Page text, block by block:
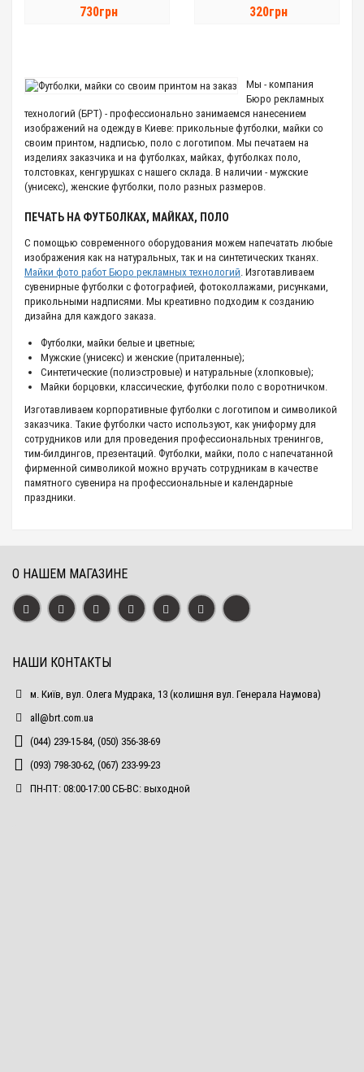
730грн 320грн
Мы - компания
Бюро рекламных
технологий (БРТ) - профессионально занимаемся нанесением
изображений на одежду в Киеве: прикольные футболки, майки со
своим принтом, надписью, поло с логотипом. Мы печатаем на
изделиях заказчика и на футболках, майках, футболках поло,
толстовках, кенгурушках с нашего склада. В наличии - мужские
(унисекс), женские футболки, поло разных размеров.
ПЕЧАТЬ НА ФУТБОЛКАХ, МАЙКАХ, ПОЛО
С помощью современного оборудования можем напечатать любые
изображения как на натуральных, так и на синтетических тканях.
Майки фото работ Бюро рекламных технологий. Изготавливаем
сувенирные футболки с фотографией, фотоколлажами, рисунками,
прикольными надписями. Мы креативно подходим к созданию
дизайна для каждого заказа.
Футболки, майки белые и цветные;
Мужские (унисекс) и женские (приталенные);
Синтетические (полиэстровые) и натуральные (хлопковые);
Майки борцовки, классические, футболки поло с воротничком.
Изготавливаем корпоративные футболки с логотипом и символикой
заказчика. Такие футболки часто используют, как униформу для
сотрудников или для проведения профессиональных тренингов,
тим-билдингов, презентаций. Футболки, майки, поло с напечатанной
фирменной символикой можно вручать сотрудникам в качестве
памятного сувенира на профессиональные и календарные
праздники.
О НАШЕМ МАГАЗИНЕ
НАШИ КОНТАКТЫ
м. Київ, вул. Олега Мудрака, 13 (колишня вул. Генерала Наумова)
all@brt.com.ua
(044) 239-15-84, (050) 356-38-69
(093) 798-30-62, (067) 233-99-23
ПН-ПТ: 08:00-17:00 СБ-ВС: выходной